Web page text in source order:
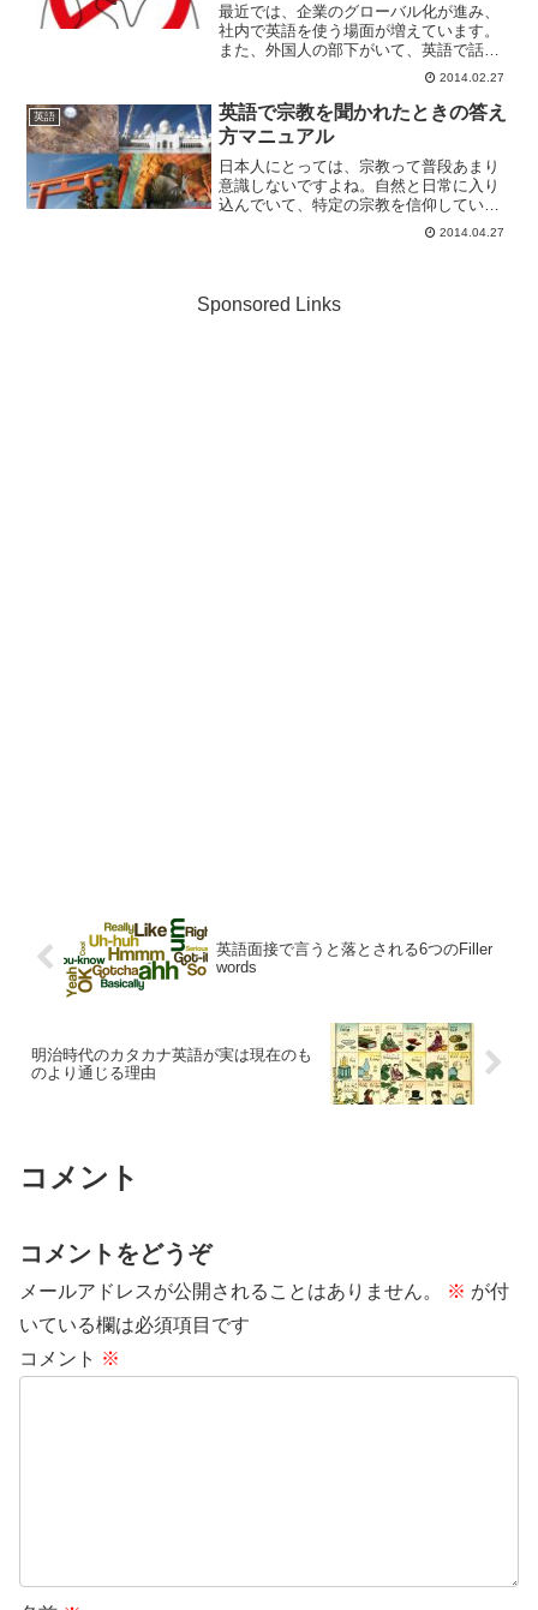
最近では、企業のグローバル化が進み、
社内で英語を使う場面が増えています。
また、外国人の部下がいて、英語で話す
必要がある人も増えていると言います。
上司と部下の関係上、仕事が上手くいっ
たときは部下を褒めたり、または落ち込
んでいる部下を励ましてあ...
2014.02.27
英語
英語で宗教を聞かれたときの答え
方マニュアル
日本人にとっては、宗教って普段あまり
意識しないですよね。自然と日常に入り
込んでいて、特定の宗教を信仰している
んだと思うような事はあまりないもので
す。しかし、所変われば品変わる。外国
2014.04.27
Sponsored Links
英語面接で言うと落とされる6つのFiller
words
明治時代のカタカナ英語が実は現在のも
のより通じる理由
コメント
コメントをどうぞ
メールアドレスが公開されることはありません。 ※ が付
いている欄は必須項目です
コメント ※